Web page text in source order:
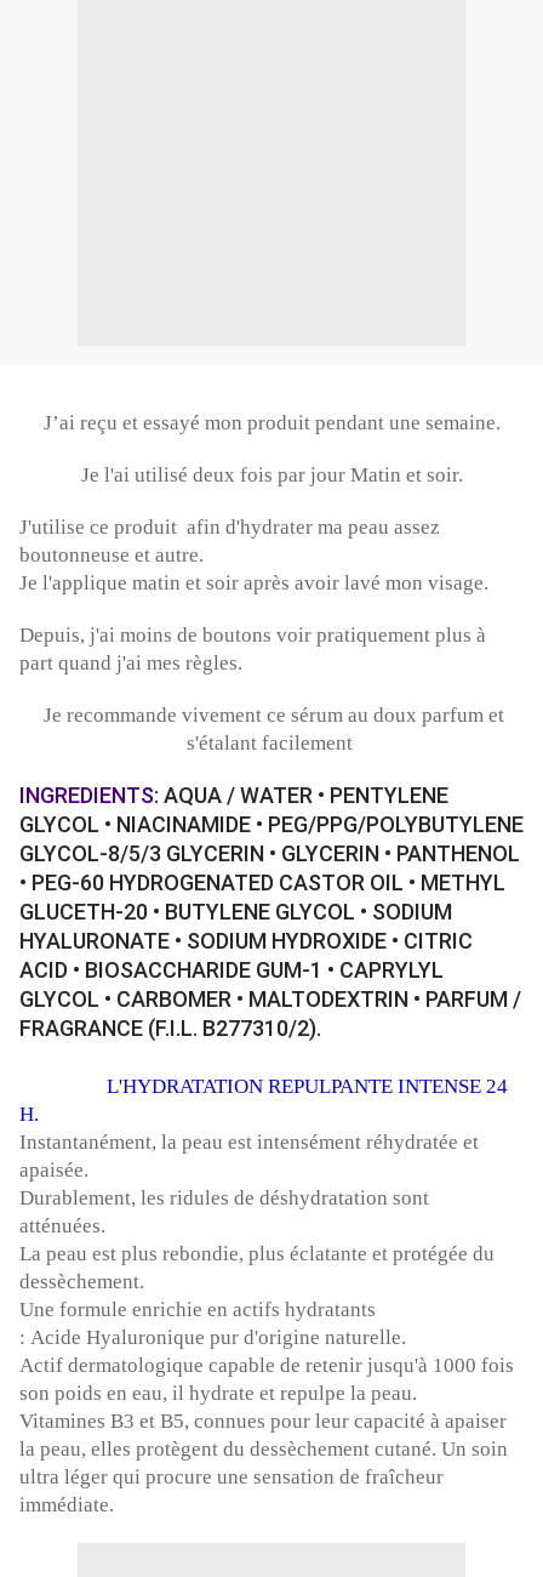
J’ai reçu et essayé mon produit pendant une semaine.
Je l'ai utilisé deux fois par jour Matin et soir.
J'utilise ce produit afin d'hydrater ma peau assez
boutonneuse et autre.
Je l'applique matin et soir après avoir lavé mon visage.
Depuis, j'ai moins de boutons voir pratiquement plus à
part quand j'ai mes règles.
Je recommande vivement ce sérum au doux parfum et
s'étalant facilement
INGREDIENTS: AQUA / WATER • PENTYLENE
GLYCOL • NIACINAMIDE • PEG/PPG/POLYBUTYLENE
GLYCOL-8/5/3 GLYCERIN • GLYCERIN • PANTHENOL
• PEG-60 HYDROGENATED CASTOR OIL • METHYL
GLUCETH-20 • BUTYLENE GLYCOL • SODIUM
HYALURONATE • SODIUM HYDROXIDE • CITRIC
ACID • BIOSACCHARIDE GUM-1 • CAPRYLYL
GLYCOL • CARBOMER • MALTODEXTRIN • PARFUM /
FRAGRANCE (F.I.L. B277310/2).
L'HYDRATATION REPULPANTE INTENSE 24
H.
Instantanément, la peau est intensément réhydratée et
apaisée.
Durablement, les ridules de déshydratation sont
atténuées.
La peau est plus rebondie, plus éclatante et protégée du
dessèchement.
Une formule enrichie en actifs hydratants
: Acide Hyaluronique pur d'origine naturelle.
Actif dermatologique capable de retenir jusqu'à 1000 fois
son poids en eau, il hydrate et repulpe la peau.
Vitamines B3 et B5, connues pour leur capacité à apaiser
la peau, elles protègent du dessèchement cutané. Un soin
ultra léger qui procure une sensation de fraîcheur
immédiate.